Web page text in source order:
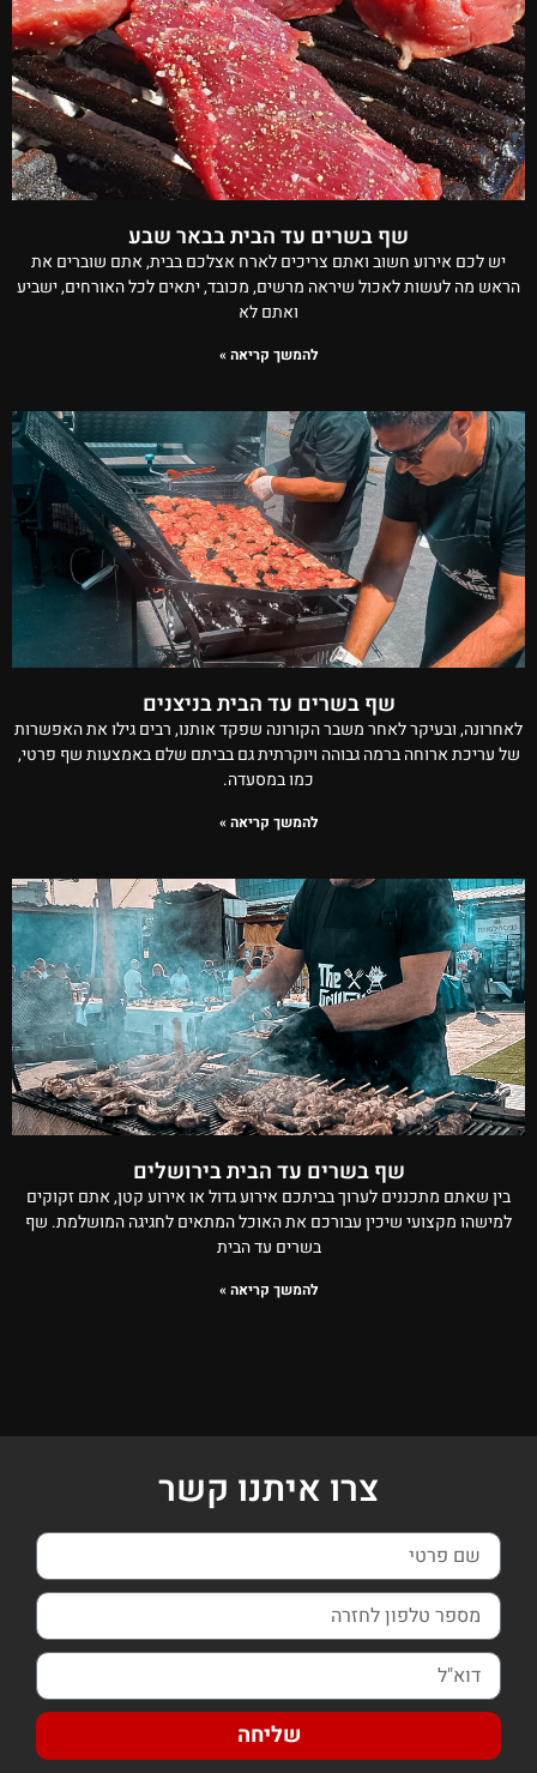
שף בשרים עד הבית בבאר שבע
יש לכם אירוע חשוב ואתם צריכים לארח אצלכם בבית, אתם שוברים את
הראש מה לעשות לאכול שיראה מרשים, מכובד, יתאים לכל האורחים, ישביע
ואתם לא
להמשך קריאה »
שף בשרים עד הבית בניצנים
לאחרונה, ובעיקר לאחר משבר הקורונה שפקד אותנו, רבים גילו את האפשרות
של עריכת ארוחה ברמה גבוהה ויוקרתית גם בביתם שלם באמצעות שף פרטי,
כמו במסעדה.
להמשך קריאה »
שף בשרים עד הבית בירושלים
בין שאתם מתכננים לערוך בביתכם אירוע גדול או אירוע קטן, אתם זקוקים
למישהו מקצועי שיכין עבורכם את האוכל המתאים לחגיגה המושלמת. שף
בשרים עד הבית
להמשך קריאה »
צרו איתנו קשר
שליחה